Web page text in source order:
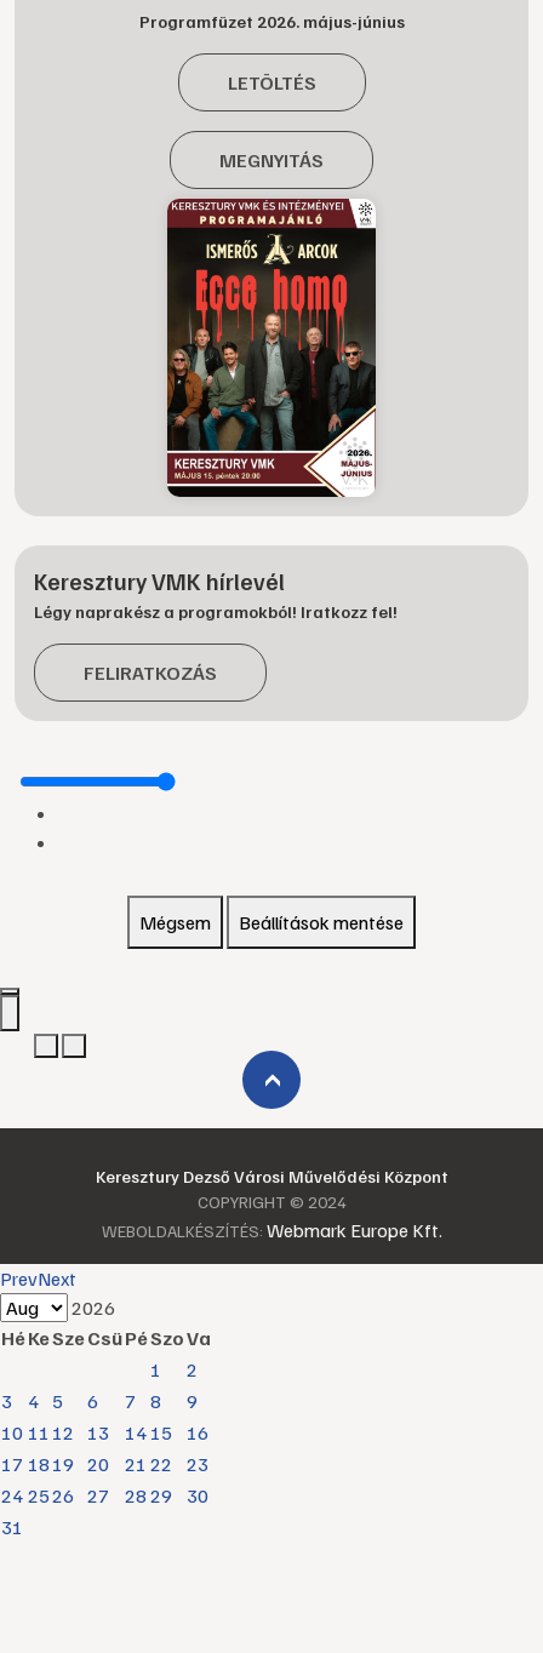
Programfüzet 2026. május-június
LETÖLTÉS
MEGNYITÁS
Keresztury VMK hírlevél
Légy naprakész a programokból! Iratkozz fel!
FELIRATKOZÁS
Mégsem Beállítások mentése
›
Keresztury Dezső Városi Művelődési Központ
COPYRIGHT © 2024
WEBOLDALKÉSZÍTÉS: Webmark Europe Kft.
PrevNext
2026
HéKeSzeCsüPéSzoVa
1
2
3
4 5 6 7 8
9
10 11 12 13 14 15
16
17 18 19 20 21 22
23
24 2526 27 28 29
30
31